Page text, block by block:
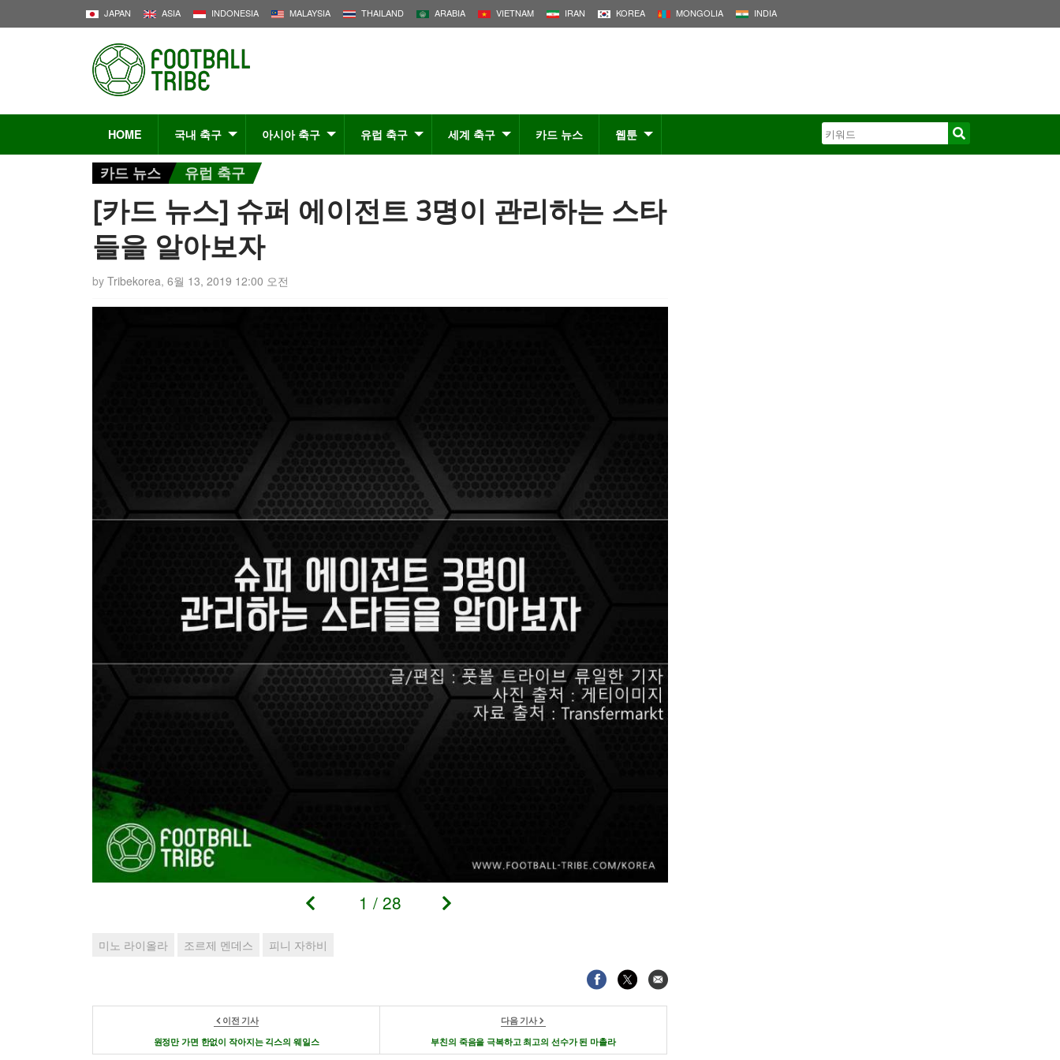
JAPAN ASIA INDONESIA MALAYSIA THAILAND ARABIA VIETNAM IRAN KOREA MONGOLIA INDIA
HOME 국내 축구 아시아 축구 유럽 축구 세계 축구 카드 뉴스 웹툰
카드 뉴스 유럽 축구
[카드 뉴스] 슈퍼 에이전트 3명이 관리하는 스타
들을 알아보자
by Tribekorea, 6월 13, 2019 12:00 오전
1 / 28
미노 라이올라 조르제 멘데스 피니 자하비
이전 기사
원정만 가면 한없이 작아지는 긱스의 웨일스
다음 기사
부친의 죽음을 극복하고 최고의 선수가 된 마촐라